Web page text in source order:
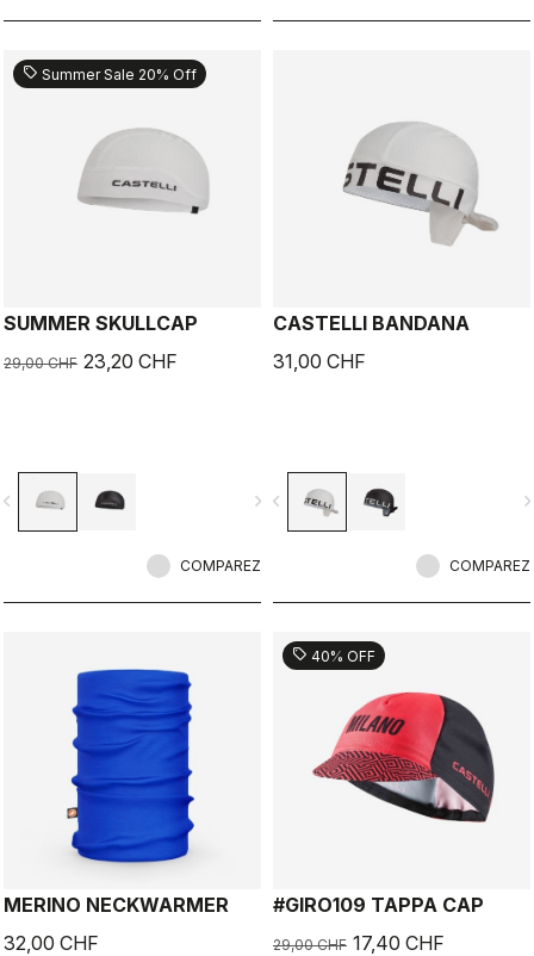
sell Summer Sale 20% Off
SUMMER SKULLCAP
29,00 CHF 23,20 CHF
navigate_next
COMPAREZ
CASTELLI BANDANA
31,00 CHF
navigate_before
COMPAREZ
MERINO NECKWARMER
32,00 CHF
sell 40% OFF
#GIRO109 TAPPA CAP
29,00 CHF 17,40 CHF